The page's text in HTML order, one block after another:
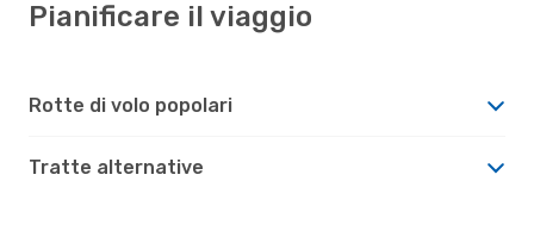
Pianificare il viaggio
Rotte di volo popolari
Tratte alternative